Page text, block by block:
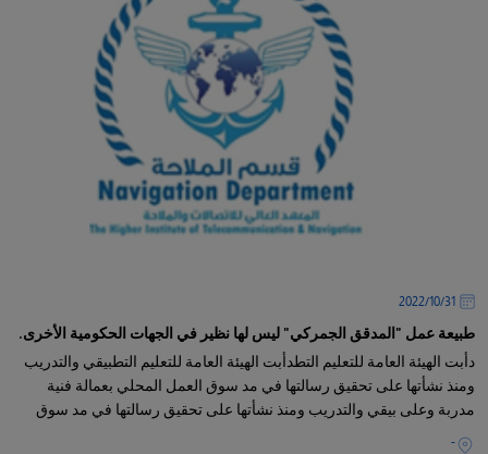
31‏/10‏/2022
طبيعة عمل "المدقق الجمركي" ليس لها نظير في الجهات الحكومية الأخرى.
دأبت الهيئة العامة للتعليم التطدأبت الهيئة العامة للتعليم التطبيقي والتدريب
ومنذ نشأتها على تحقيق رسالتها في مد سوق العمل المحلي بعمالة فنية
مدربة وعلى بيقي والتدريب ومنذ نشأتها على تحقيق رسالتها في مد سوق
العمل المحلي بعمالة فنية مدربة وعلى قدر
-